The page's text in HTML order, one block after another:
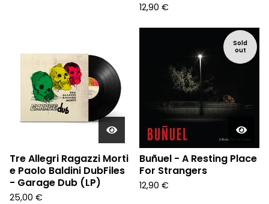
12,90 €
Tre Allegri Ragazzi Morti
e Paolo Baldini DubFiles
- Garage Dub (LP)
25,00 €
Sold
out
Buñuel - A Resting Place
For Strangers
12,90 €